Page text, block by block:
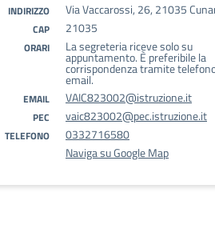
INDIRIZZO Via Vaccarossi, 26, 21035
CAP 21035
ORARI La segreteria riceve solo su
appuntamento. È preferibile la
corrispondenza tramite
email.
EMAIL VAIC823002@istruzione.it
PEC vaic823002@pec.istruzione.it
TELEFONO
0332716580
Naviga su Google Map